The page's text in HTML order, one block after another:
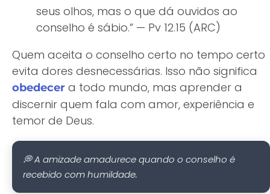
seus olhos, mas o que dá ouvidos ao
conselho é sábio.” — Pv 12.15 (ARC)
Quem aceita o conselho certo no tempo certo
evita dores desnecessárias. Isso não significa
obedecer a todo mundo, mas aprender a
discernir quem fala com amor, experiência e
temor de Deus.
💭 A amizade amadurece quando o conselho é
recebido com humildade.